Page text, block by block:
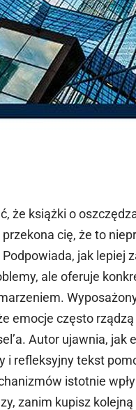
że książki o
cię, że to
jak lepiej
ale oferuje
emocje często
Autor ujawnia, jak
i refleksyjny tekst
istotnie
zanim kupisz